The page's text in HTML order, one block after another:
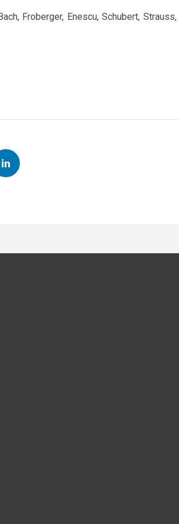
Froberger, Enescu, Schubert, Strauss,